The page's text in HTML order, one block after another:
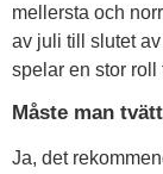
mellersta och
av juli till slutet
spelar en stor roll
Måste man
Ja, det